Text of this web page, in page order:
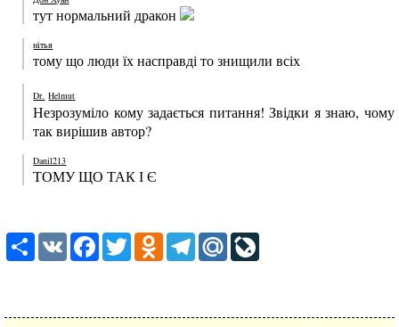
тут нормальний дракон
нітья
тому що люди їх насправді то знищили всіх
Dr. Helmut
Незрозуміло кому задається питання! Звідки я знаю, чому
так вирішив автор?
Danil213
ТОМУ ЩО ТАК І Є
ShareVK FacebookTwitterOdnoklassniki
TelegramMail.Ru